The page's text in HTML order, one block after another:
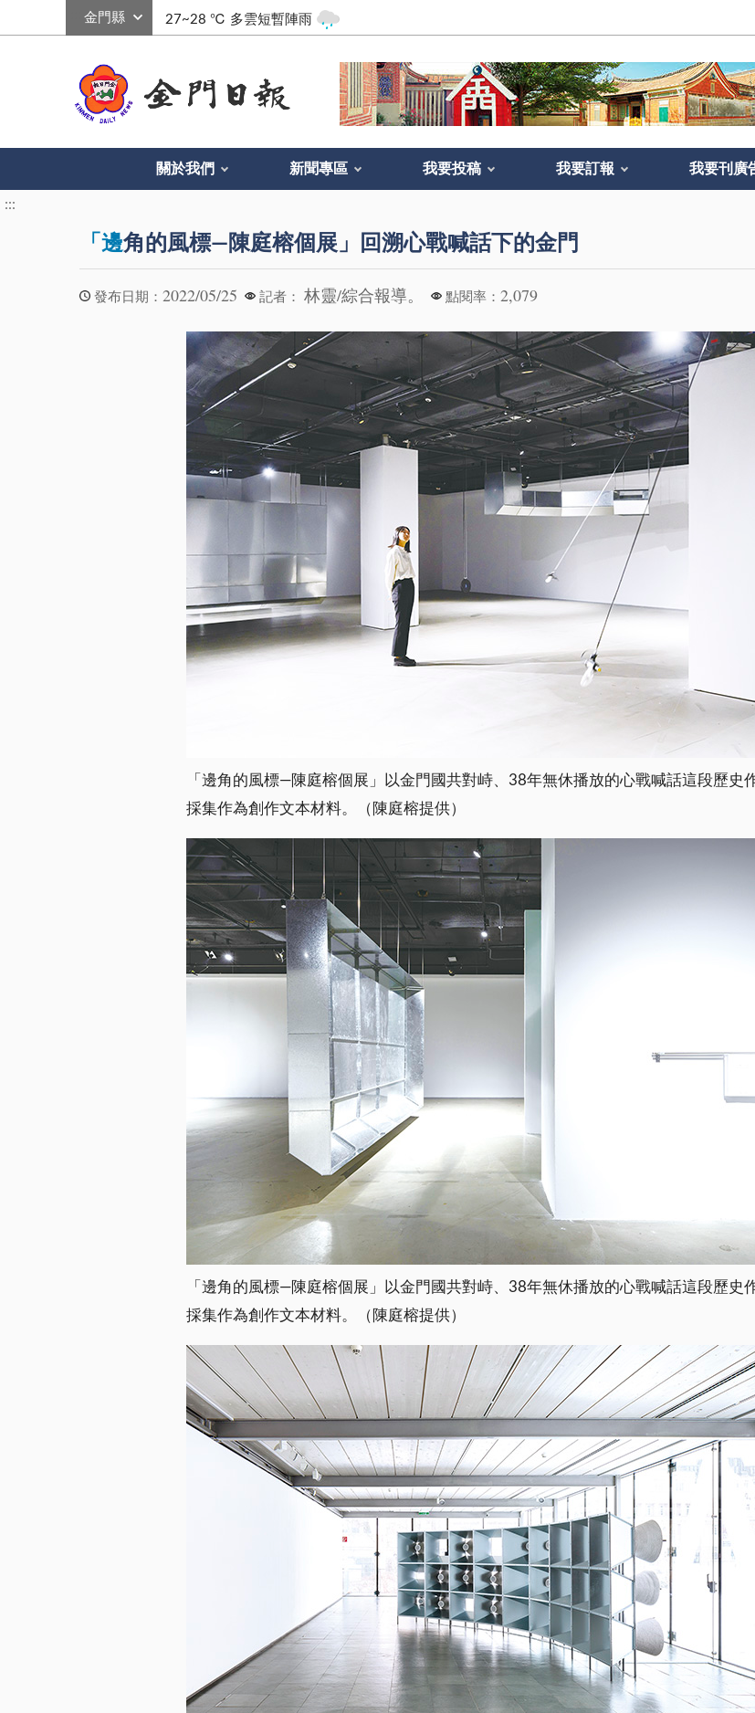
27~28 ℃ 多雲短暫陣雨
關於我們 新聞專區 我要投稿 我要訂報 我要刊廣
:::
「邊角的風標—陳庭榕個展」回溯心戰喊話下的金門
發布日期： 2022/05/25 記者： 林靈/綜合報導。 點閱率： 2,079
「邊角的風標—陳庭榕個展」以金門國共對峙、38年無休播放的心戰喊話這段歷史
採集作為創作文本材料。（陳庭榕提供）
「邊角的風標—陳庭榕個展」以金門國共對峙、38年無休播放的心戰喊話這段歷史
採集作為創作文本材料。（陳庭榕提供）